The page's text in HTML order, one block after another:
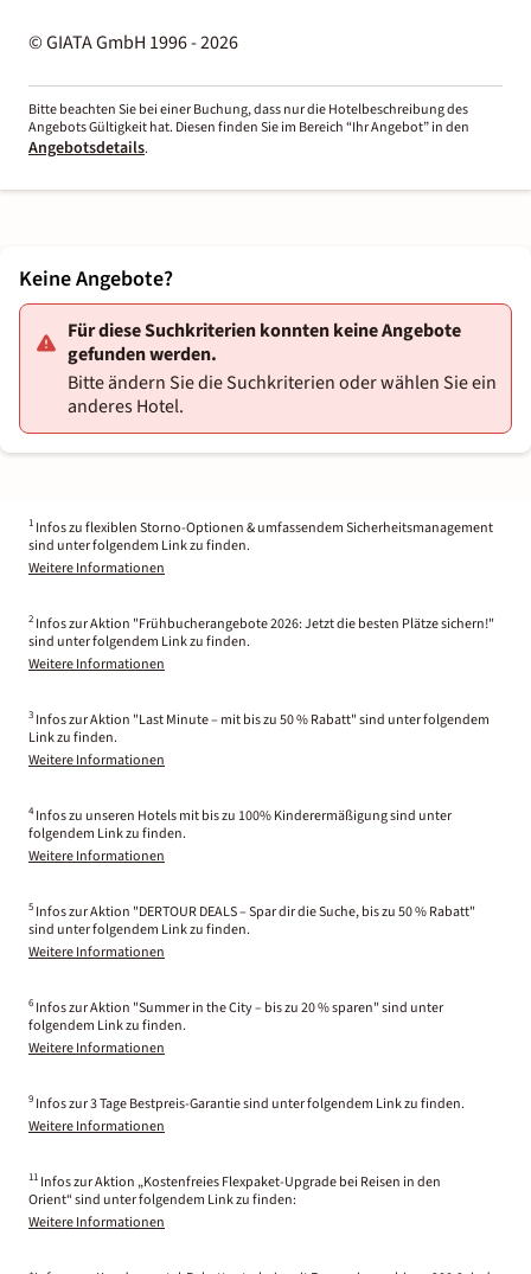
© GIATA GmbH 1996 - 2026
Bitte beachten Sie bei einer Buchung, dass nur die Hotelbeschreibung des
Angebots Gültigkeit hat. Diesen finden Sie im Bereich “Ihr Angebot” in den
Angebotsdetails.
Keine Angebote?
Für diese Suchkriterien konnten keine Angebote
gefunden werden.
Bitte ändern Sie die Suchkriterien oder wählen Sie ein
anderes Hotel.
1 Infos zu flexiblen Storno-Optionen & umfassendem Sicherheitsmanagement
sind unter folgendem Link zu finden.
Weitere Informationen
2 Infos zur Aktion "Frühbucherangebote 2026: Jetzt die besten Plätze sichern!"
sind unter folgendem Link zu finden.
Weitere Informationen
3 Infos zur Aktion "Last Minute – mit bis zu 50 % Rabatt" sind unter folgendem
Link zu finden.
Weitere Informationen
4 Infos zu unseren Hotels mit bis zu 100% Kinderermäßigung sind unter
folgendem Link zu finden.
Weitere Informationen
5 Infos zur Aktion "DERTOUR DEALS – Spar dir die Suche, bis zu 50 % Rabatt"
sind unter folgendem Link zu finden.
Weitere Informationen
6 Infos zur Aktion "Summer in the City – bis zu 20 % sparen" sind unter
folgendem Link zu finden.
Weitere Informationen
9 Infos zur 3 Tage Bestpreis-Garantie sind unter folgendem Link zu finden.
Weitere Informationen
11 Infos zur Aktion „Kostenfreies Flexpaket-Upgrade bei Reisen in den
Orient“ sind unter folgendem Link zu finden:
Weitere Informationen